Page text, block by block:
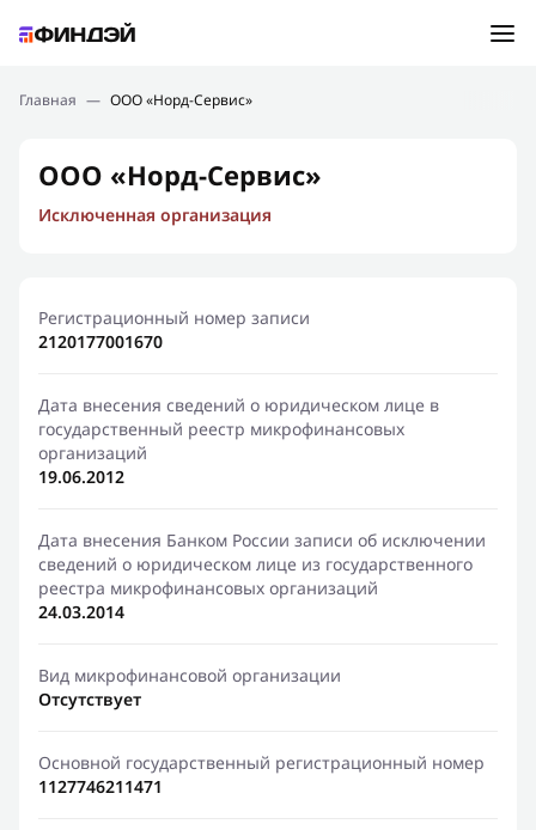
Подбор займа
Новости
Финансовое просвещение
Главная — ООО «Норд-Сервис»
ООО «Норд-Сервис»
Исключенная организация
Регистрационный номер записи
2120177001670
Дата внесения сведений о юридическом лице в
государственный реестр микрофинансовых
организаций
19.06.2012
Дата внесения Банком России записи об исключении
сведений о юридическом лице из государственного
реестра микрофинансовых организаций
24.03.2014
Вид микрофинансовой организации
Отсутствует
Основной государственный регистрационный номер
1127746211471
Ошибка:Контактная форма не найдена.
Спасибо, что написали нам
Мы свяжемся с Вами в ближайшее время и сообщим
результат
Отправить новый запрос